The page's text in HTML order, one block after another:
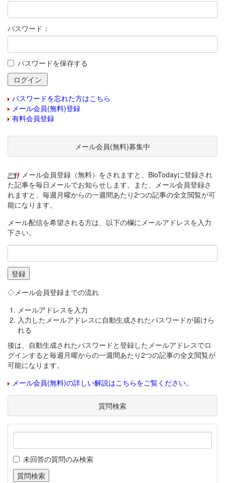
パスワード：
パスワードを保存する
パスワードを忘れた方はこちら
メール会員(無料)登録
有料会員登録
メール会員(無料)募集中
メール会員登録（無料）をされますと、BioTodayに登録され
た記事を毎日メールでお知らせします。また、メール会員登録さ
れますと、毎週月曜からの一週間あたり2つの記事の全文閲覧が可
能になります。
メール配信を希望される方は、以下の欄にメールアドレスを入力
下さい。
◇メール会員登録までの流れ
メールアドレスを入力
入力したメールアドレスに自動生成されたパスワードが届けら
れる
後は、自動生成されたパスワードと登録したメールアドレスでロ
グインすると毎週月曜からの一週間あたり2つの記事の全文閲覧が
可能になります。
メール会員(無料)の詳しい解説はこちらをご覧ください。
質問検索
未回答の質問のみ検索